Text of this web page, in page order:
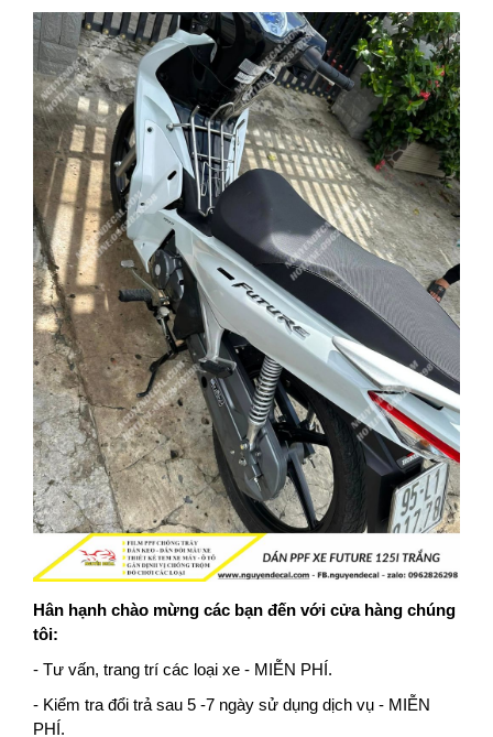
Hân hạnh chào mừng các bạn đến với cửa hàng chúng
tôi:
- Tư vấn, trang trí các loại xe - MIỄN PHÍ.
- Kiểm tra đổi trả sau 5 -7 ngày sử dụng dịch vụ - MIỄN
PHÍ.